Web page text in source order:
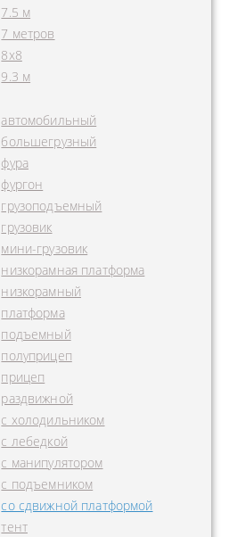
7.5 м
7 метров
8х8
9.3 м
автомобильный
большегрузный
фура
фургон
грузоподъемный
грузовик
мини-грузовик
низкорамная платформа
низкорамный
платформа
подъемный
полуприцеп
прицеп
раздвижной
с холодильником
с лебедкой
с манипулятором
с подъемником
со сдвижной платформой
тент